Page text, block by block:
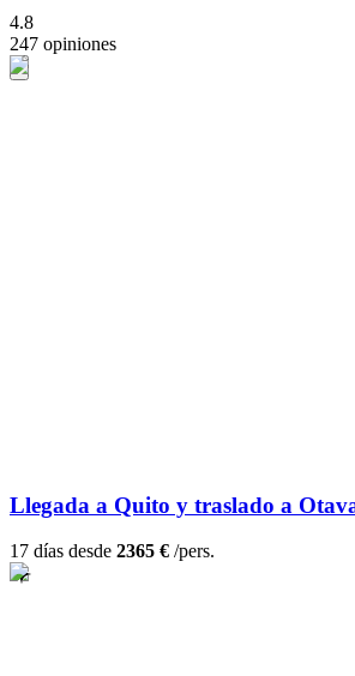
4.8
247 opiniones
Llegada a Quito y traslado a
17 días desde 2365 € /pers.